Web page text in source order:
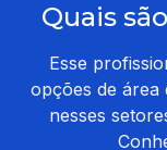
Quais
Esse
opções de área
nesses